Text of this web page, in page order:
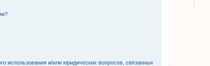
использования и/или юридических вопросов, связанных